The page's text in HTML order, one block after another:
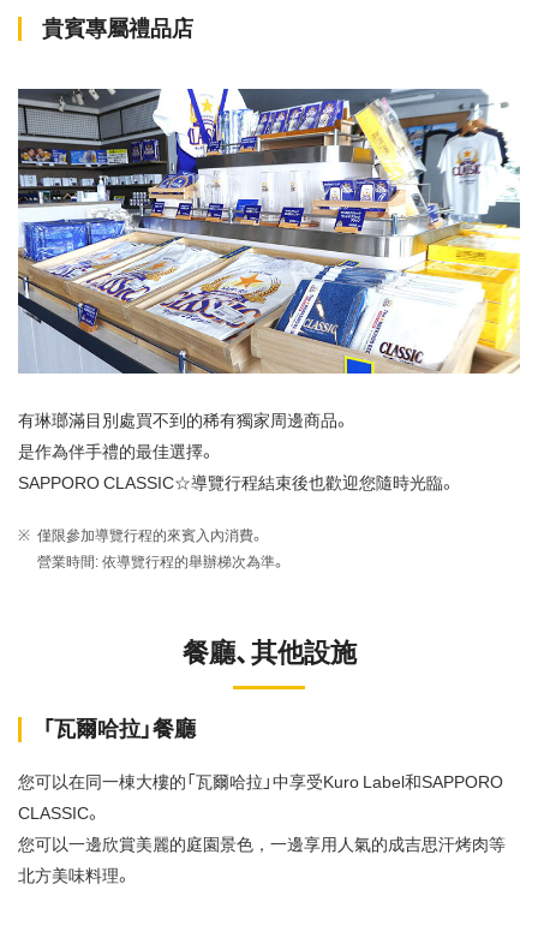
貴賓專屬禮品店
有琳瑯滿目別處買不到的稀有獨家周邊商品。
是作為伴手禮的最佳選擇。
SAPPORO CLASSIC☆導覽行程結束後也歡迎您隨時光臨。
僅限參加導覽行程的來賓入內消費。
營業時間: 依導覽行程的舉辦梯次為準。
餐廳、其他設施
「瓦爾哈拉」餐廳
您可以在同一棟大樓的「瓦爾哈拉」中享受Kuro Label和SAPPORO
CLASSIC。
您可以一邊欣賞美麗的庭園景色，一邊享用人氣的成吉思汗烤肉等
北方美味料理。